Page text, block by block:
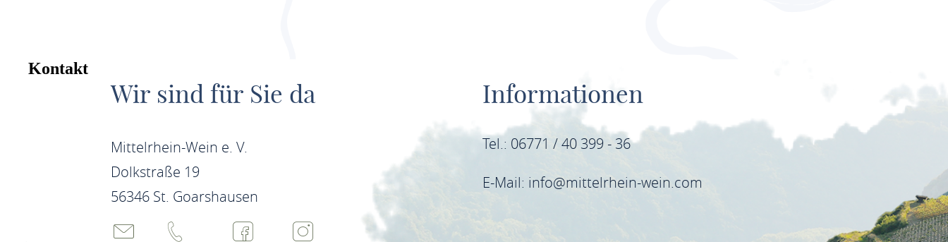
Kontakt
Wir sind für Sie da
Mittelrhein-Wein e. V.
Dolkstraße 19
56346 St. Goarshausen
Informationen
Tel.: 06771 / 40 399 - 36
E-Mail: info@mittelrhein-wein.com